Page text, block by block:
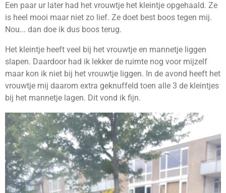
Een paar ur later had het vrouwtje het kleintje opgehaald. Ze
is heel mooi maar niet zo lief. Ze doet best boos tegen mij.
Nou... dan doe ik dus boos terug.
Het kleintje heeft veel bij het vrouwtje en mannetje liggen
slapen. Daardoor had ik lekker de ruimte nog voor mijzelf
maar kon ik niet bij het vrouwtje liggen. In de avond heeft het
vrouwtje mij daarom extra geknuffeld toen alle 3 de kleintjes
bij het mannetje lagen. Dit vond ik fijn.